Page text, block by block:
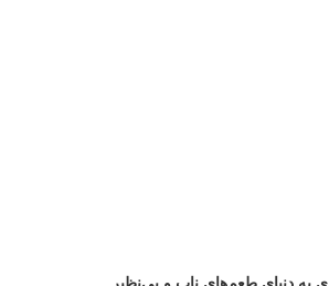
دنیای طعم‌های ناب و بی‌نظیر